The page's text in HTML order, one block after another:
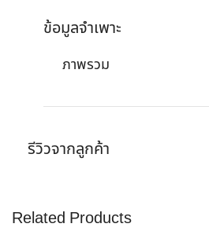
ข้อมูลจำเพาะ
ภาพรวม
รีวิวจากลูกค้า
Related Products